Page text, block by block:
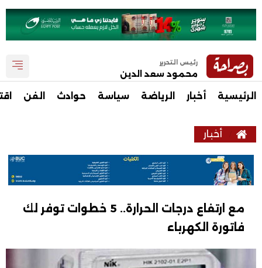
رئيس التحرير
محمود سعد الدين
الرئيسية أخبار الرياضة سياسة حوادث الفن
أخبار
مع ارتفاع درجات الحرارة.. 5 خطوات توفر لك
فاتورة الكهرباء